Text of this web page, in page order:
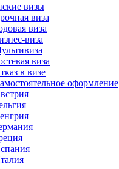
визы
виза
виза
виза
виза
в визе
оформление